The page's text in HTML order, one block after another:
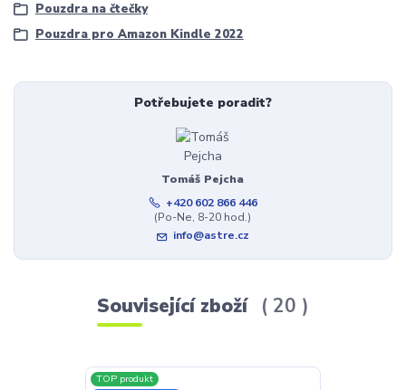
Pouzdra na čtečky
Pouzdra pro Amazon Kindle 2022
Potřebujete poradit?
Tomáš Pejcha
+420 602 866 446
(Po-Ne, 8-20 hod.)
info@astre.cz
Související zboží 20
TOP produkt